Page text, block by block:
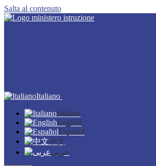
Salta al contenuto
Italiano
Italiano
English
Español
中文
عربى